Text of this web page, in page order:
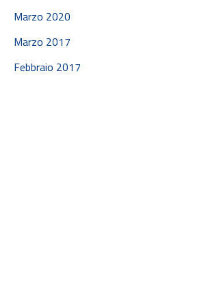
Marzo 2020
Marzo 2017
Febbraio 2017